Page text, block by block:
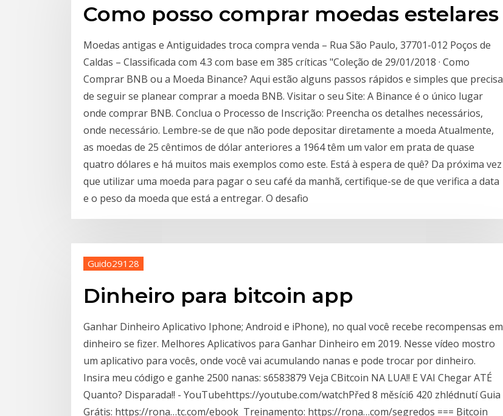
Como posso comprar moedas estelares
Moedas antigas e Antiguidades troca compra venda – Rua São Paulo, 37701-012 Poços de
Caldas – Classificada com 4.3 com base em 385 críticas "Coleção de 29/01/2018 · Como
Comprar BNB ou a Moeda Binance? Aqui estão alguns passos rápidos e simples que precisa
de seguir se planear comprar a moeda BNB. Visitar o seu Site: A Binance é o único lugar
onde comprar BNB. Conclua o Processo de Inscrição: Preencha os detalhes necessários,
onde necessário. Lembre-se de que não pode depositar diretamente a moeda Atualmente,
as moedas de 25 cêntimos de dólar anteriores a 1964 têm um valor em prata de quase
quatro dólares e há muitos mais exemplos como este. Está à espera de quê? Da próxima vez
que utilizar uma moeda para pagar o seu café da manhã, certifique-se de que verifica a data
e o peso da moeda que está a entregar. O desafio
Guido29128
Dinheiro para bitcoin app
Ganhar Dinheiro Aplicativo Iphone; Android e iPhone), no qual você recebe recompensas em
dinheiro se fizer. Melhores Aplicativos para Ganhar Dinheiro em 2019. Nesse vídeo mostro
um aplicativo para vocês, onde você vai acumulando nanas e pode trocar por dinheiro.
Insira meu código e ganhe 2500 nanas: s6583879 Veja CBitcoin NA LUA!! E VAI Chegar ATÉ
Quanto? Disparada!! - YouTubehttps://youtube.com/watchPřed 8 měsíci6 420 zhlédnutí Guia
Grátis: https://rona…tc.com/ebook ️️ Treinamento: https://rona…com/segredos === Bitcoin